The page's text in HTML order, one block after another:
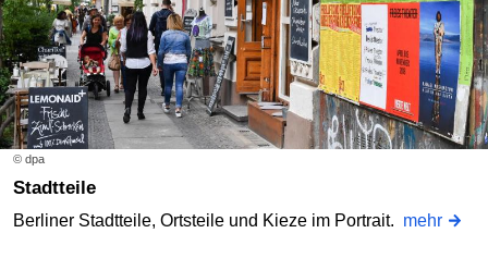
© dpa
Stadtteile
Berliner Stadtteile, Ortsteile und Kieze im Portrait. mehr